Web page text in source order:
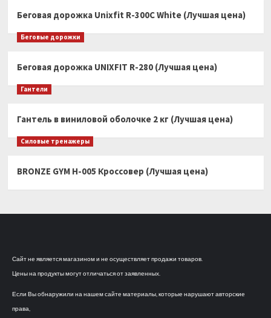
Беговая дорожка Unixfit R-300C White (Лучшая цена)
Беговые дорожки
Беговая дорожка UNIXFIT R-280 (Лучшая цена)
Гантели
Гантель в виниловой оболочке 2 кг (Лучшая цена)
Силовые тренажеры
BRONZE GYM H-005 Кроссовер (Лучшая цена)
Сайт не является магазином и не осуществляет продажи товаров.
Цены на продукты могут отличаться от заявленных.
Если Вы обнаружили на нашем сайте материалы, которые нарушают авторские
права,